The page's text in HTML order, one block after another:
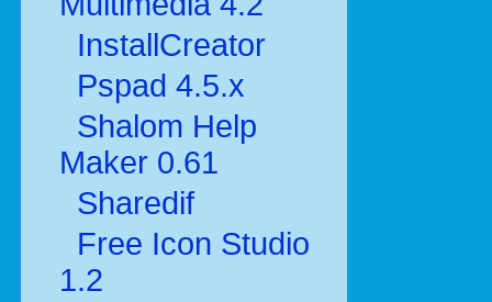
InstallCreator
Pspad 4.5.x
Shalom Help
Maker 0.61
Sharedif
Free Icon Studio
1.2